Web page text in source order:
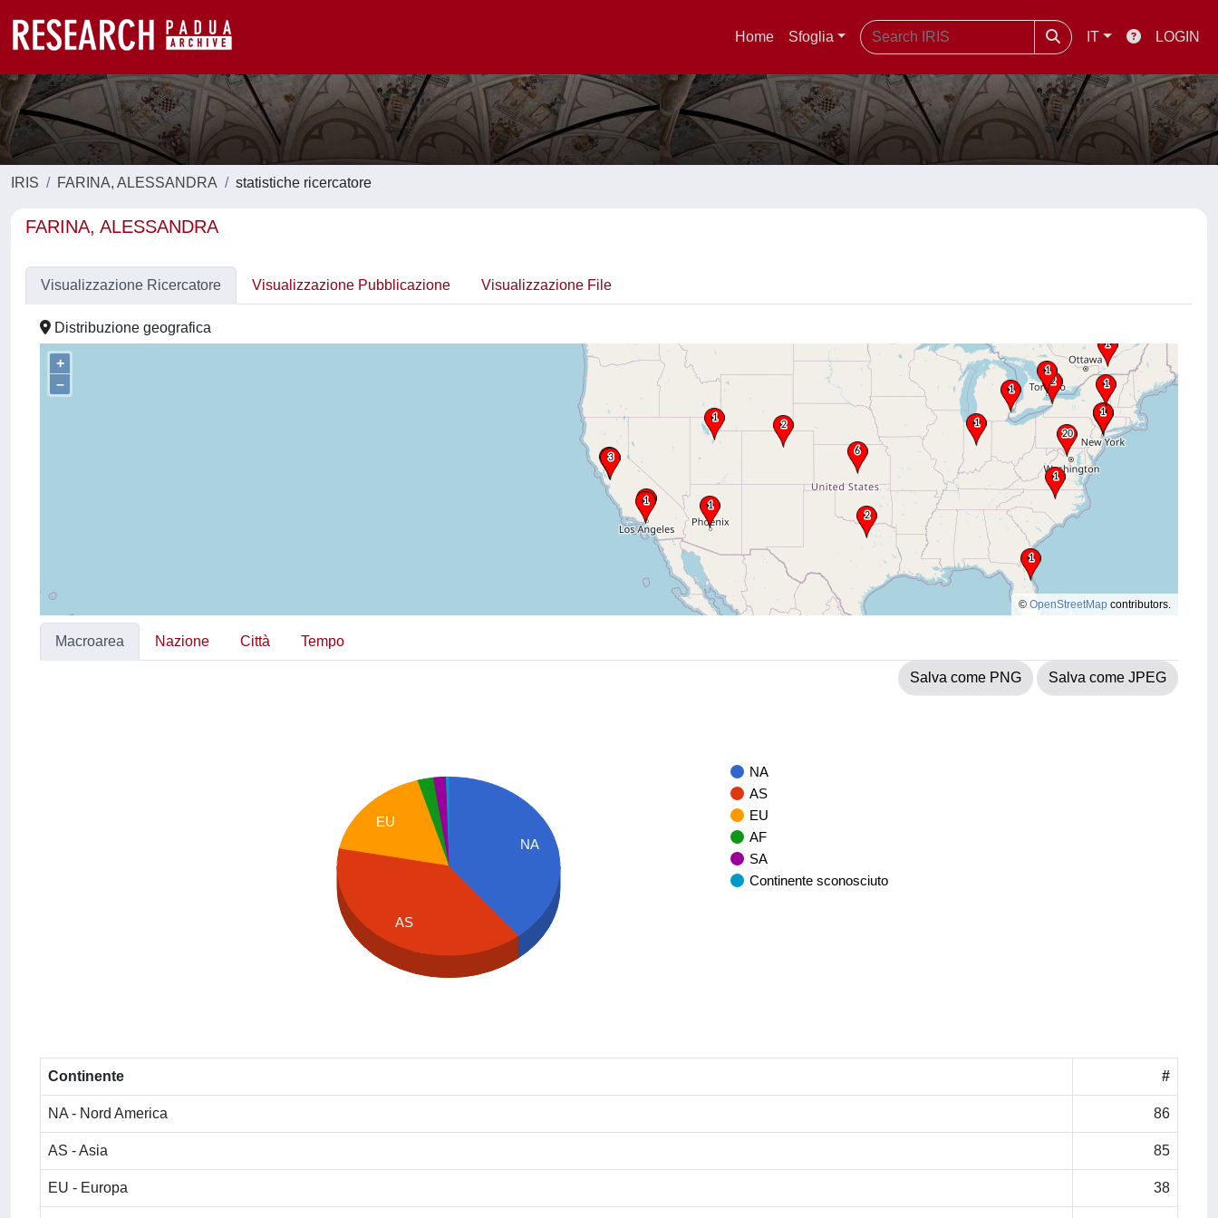
Home Sfoglia IT LOGIN
IRIS FARINA, ALESSANDRA statistiche ricercatore
FARINA, ALESSANDRA
Visualizzazione Ricercatore Visualizzazione Pubblicazione Visualizzazione File
Distribuzione geografica
+
–
© OpenStreetMap contributors.
Macroarea Nazione Città Tempo
Salva come PNG Salva come JPEG
NA
AS
EU
AF
SA
Continente sconosciuto
NA
EU
AS
Continente #
NA - Nord America 86
AS - Asia 85
EU - Europa 38